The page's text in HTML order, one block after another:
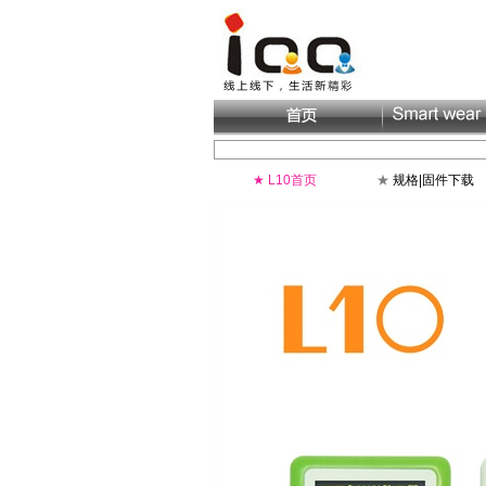
★ L10首页 ★ 规格|固件下载